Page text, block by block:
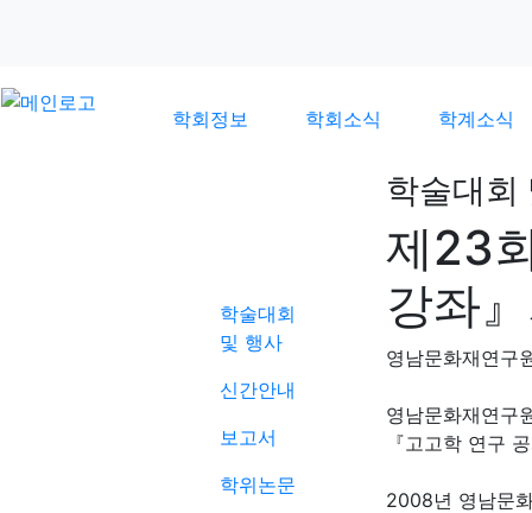
학회정보 학회소식 학계소식
학술대회
및 행사
신간안내
보고서
학위논문
학술대회
제23
강좌
영남문화재연구
영남문화재연구
『고고학 연구
2008년 영남문